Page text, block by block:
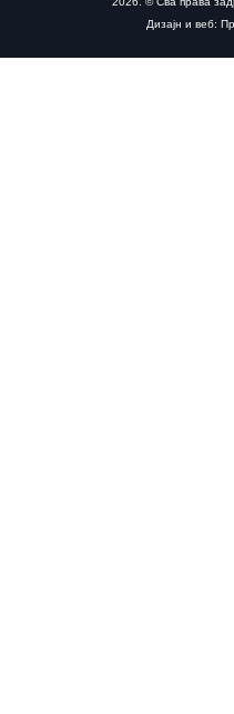
Дизајн и веб: